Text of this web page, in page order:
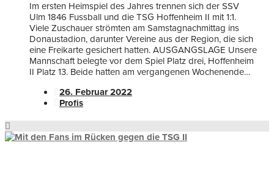
Im ersten Heimspiel des Jahres trennen sich der SSV
Ulm 1846 Fussball und die TSG Hoffenheim II mit 1:1.
Viele Zuschauer strömten am Samstagnachmittag ins
Donaustadion, darunter Vereine aus der Region, die sich
eine Freikarte gesichert hatten. AUSGANGSLAGE Unsere
Mannschaft belegte vor dem Spiel Platz drei, Hoffenheim
II Platz 13. Beide hatten am vergangenen Wochenende…
26. Februar 2022
Profis